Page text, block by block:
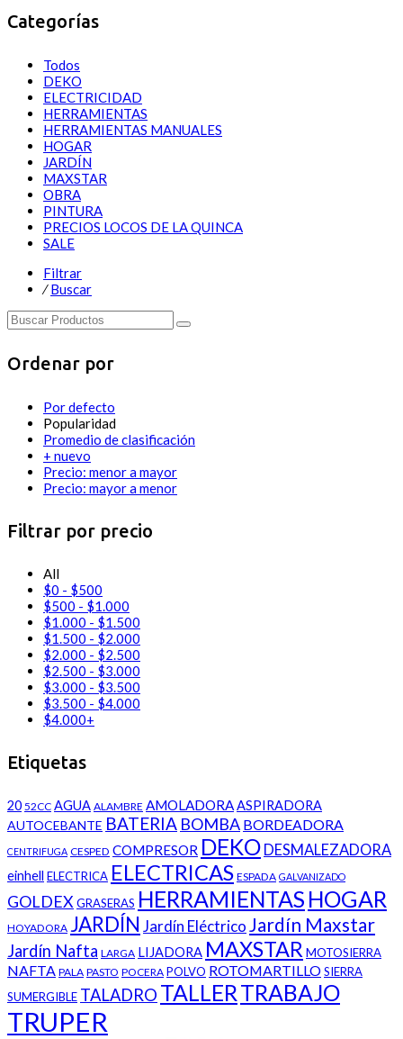
Categorías
Todos
DEKO
ELECTRICIDAD
HERRAMIENTAS
HERRAMIENTAS MANUALES
HOGAR
JARDÍN
MAXSTAR
OBRA
PINTURA
PRECIOS LOCOS DE LA QUINCA
SALE
Filtrar
⁄ Buscar
Ordenar por
Por defecto
Popularidad
Promedio de clasificación
+ nuevo
Precio: menor a mayor
Precio: mayor a menor
Filtrar por precio
All
$0 - $500
$500 - $1.000
$1.000 - $1.500
$1.500 - $2.000
$2.000 - $2.500
$2.500 - $3.000
$3.000 - $3.500
$3.500 - $4.000
$4.000+
Etiquetas
20 52CC AGUA ALAMBRE AMOLADORAASPIRADORA
AUTOCEBANTE BATERIA BOMBA BORDEADORA
CENTRIFUGA CESPED COMPRESOR DEKO DESMALEZADORA
einhell ELECTRICA ELECTRICAS ESPADA GALVANIZADO
GOLDEXGRASERAS HERRAMIENTAS HOGAR
HOYADORA JARDÍNJardín EléctricoJardín Maxstar
Jardín Nafta LARGA LIJADORA MAXSTAR MOTOSIERRA
NAFTA PALA PASTO POCERA POLVO ROTOMARTILLOSIERRA
SUMERGIBLE TALADRO TALLERTRABAJO
TRUPER